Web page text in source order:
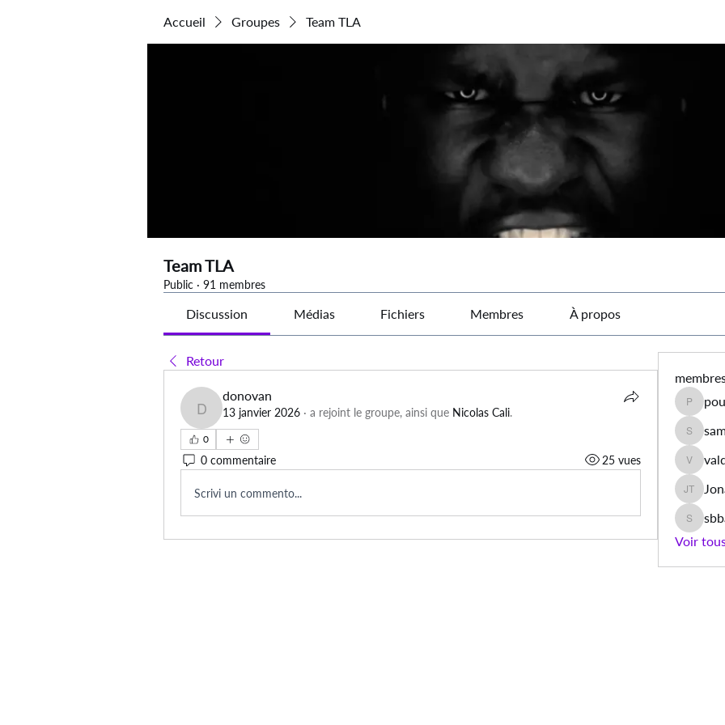
Accueil Groupes Team TLA
Team TLA
Public · 91 membres
Discussion Médias Fichiers Membres À propos
Retour
donovan
donovan
13 janvier 2026 · a rejoint le groupe, ainsi que Nicolas Cali.
0
0 commentaire 25 vues
Scrivi un commento... Jonas
Voir